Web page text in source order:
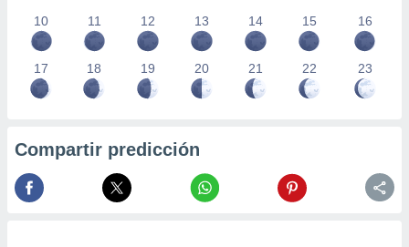
10
11 12 13 14 15 16
17 18 19 20 21 22 23
Compartir predicción